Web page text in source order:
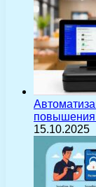
повышения
15.10.2025